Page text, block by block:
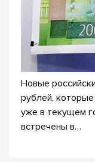
Новые
рублей,
уже в текущем
встречены в…